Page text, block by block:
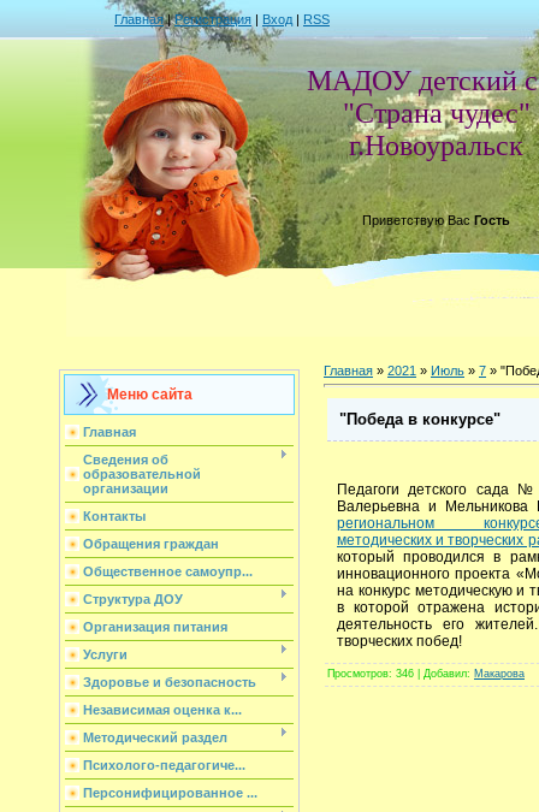
Главная|Регистрация | Вход | RSS
МАДОУ детский
"Страна чудес"
г.Новоуральск
Приветствую Вас Гость
Меню сайта
Главная
Сведения об
образовательной
организации
Контакты
Обращения граждан
Общественное самоупр...
Структура ДОУ
Организация питания
Услуги
Здоровье и безопасность
Независимая оценка к...
Методический раздел
Психолого-педагогиче...
Персонифицированное ...
Главная » 2021 » Июль » 7 »
"Победа в конкурсе"
Педагоги детского сада
Валерьевна и
региональном
методических и творческих
который проводился в
инновационного проекта
на конкурс методическую и
в которой отражена
деятельность его
творческих побед!
Просмотров: 346 | Добавил: Макарова